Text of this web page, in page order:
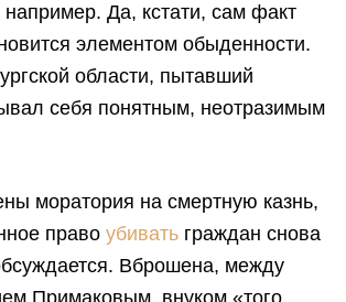
Да, кстати, сам факт
элементом обыденности.
области, пытавший
себя понятным, неотразимым
моратория на смертную казнь,
правоубивать граждан снова
Вброшена, между
Примаковым, внуком «того